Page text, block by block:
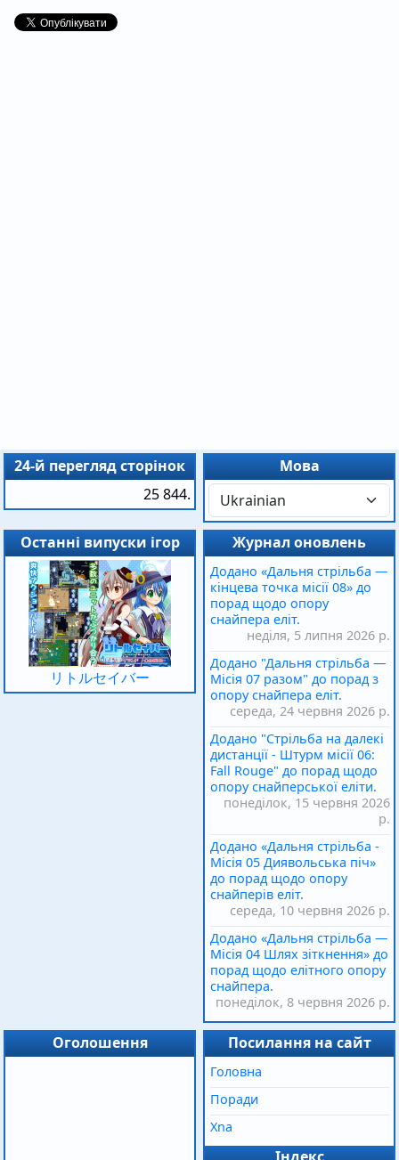
24-й перегляд сторінок
25 844.
Мова
Останні випуски ігор
リトルセイバー
Журнал оновлень
Додано «Дальня стрільба —
кінцева точка місії 08» до
порад щодо опору
снайпера еліт.
неділя, 5 липня 2026 р.
Додано "Дальня стрільба —
Місія 07 разом" до порад з
опору снайпера еліт.
середа, 24 червня 2026 р.
Додано "Стрільба на далекі
дистанції - Штурм місії 06:
Fall Rouge" до порад щодо
опору снайперської еліти.
понеділок, 15 червня 2026
р.
Додано «Дальня стрільба -
Місія 05 Диявольська піч»
до порад щодо опору
снайперів еліт.
середа, 10 червня 2026 р.
Додано «Дальня стрільба —
Місія 04 Шлях зіткнення» до
порад щодо елітного опору
снайпера.
понеділок, 8 червня 2026 р.
Оголошення Посилання на сайт
Головна
Поради
Xna